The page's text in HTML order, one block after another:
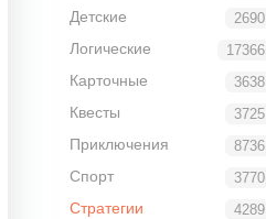
2690
Детские
17366
Логические
3638
Карточные
3725
Квесты
8736
Приключения
3770
Спорт
4289
Стратегии